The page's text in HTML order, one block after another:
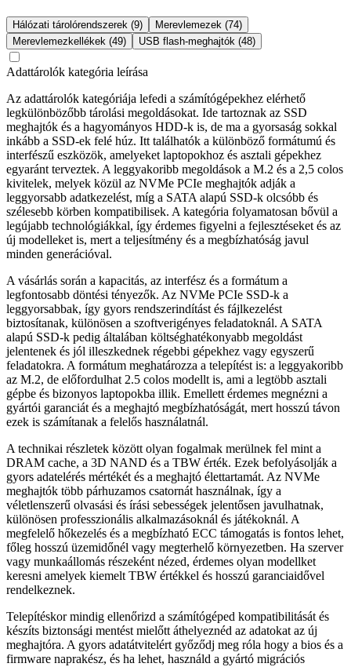
Hálózati tárolórendszerek (9)
Merevlemezek (74)
Merevlemezkellékek (49)
USB flash-meghajtók (48)
Adattárolók kategória leírása
Az adattárolók kategóriája lefedi a számítógépekhez elérhető
legkülönbözőbb tárolási megoldásokat. Ide tartoznak az SSD
meghajtók és a hagyományos HDD-k is, de ma a gyorsaság sokkal
inkább a SSD-ek felé húz. Itt találhatók a különböző formátumú és
interfészű eszközök, amelyeket laptopokhoz és asztali gépekhez
egyaránt terveztek. A leggyakoribb megoldások a M.2 és a 2,5 colos
kivitelek, melyek közül az NVMe PCIe meghajtók adják a
leggyorsabb adatkezelést, míg a SATA alapú SSD-k olcsóbb és
szélesebb körben kompatibilisek. A kategória folyamatosan bővül a
legújabb technológiákkal, így érdemes figyelni a fejlesztéseket és az
új modelleket is, mert a teljesítmény és a megbízhatóság javul
minden generációval.
A vásárlás során a kapacitás, az interfész és a formátum a
legfontosabb döntési tényezők. Az NVMe PCIe SSD-k a
leggyorsabbak, így gyors rendszerindítást és fájlkezelést
biztosítanak, különösen a szoftverigényes feladatoknál. A SATA
alapú SSD-k pedig általában költséghatékonyabb megoldást
jelentenek és jól illeszkednek régebbi gépekhez vagy egyszerű
feladatokra. A formátum meghatározza a telepítést is: a leggyakoribb
az M.2, de előfordulhat 2.5 colos modellt is, ami a legtöbb asztali
gépbe és bizonyos laptopokba illik. Emellett érdemes megnézni a
gyártói garanciát és a meghajtó megbízhatóságát, mert hosszú távon
ezek is számítanak a felelős használatnál.
A technikai részletek között olyan fogalmak merülnek fel mint a
DRAM cache, a 3D NAND és a TBW érték. Ezek befolyásolják a
gyors adatelérés mértékét és a meghajtó élettartamát. Az NVMe
meghajtók több párhuzamos csatornát használnak, így a
véletlenszerű olvasási és írási sebességek jelentősen javulhatnak,
különösen professzionális alkalmazásoknál és játékoknál. A
megfelelő hőkezelés és a megbízható ECC támogatás is fontos lehet,
főleg hosszú üzemidőnél vagy megterhelő környezetben. Ha szerver
vagy munkaállomás részeként nézed, érdemes olyan modellket
keresni amelyek kiemelt TBW értékkel és hosszú garanciaidővel
rendelkeznek.
Telepítéskor mindig ellenőrizd a számítógéped kompatibilitását és
készíts biztonsági mentést mielőtt áthelyeznéd az adatokat az új
meghajtóra. A gyors adatátvitelért győződj meg róla hogy a bios és a
firmware naprakész, és ha lehet, használd a gyártó migrációs